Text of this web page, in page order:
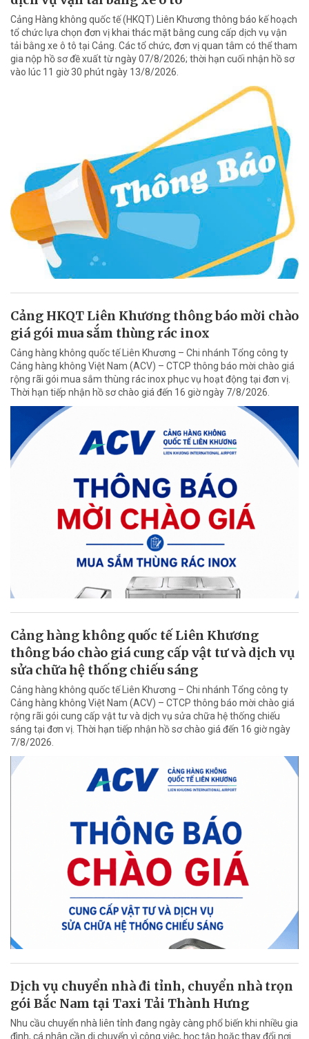
Cảng Hàng không quốc tế (HKQT) Liên Khương thông báo kế hoạch
tổ chức lựa chọn đơn vị khai thác mặt bằng cung cấp dịch vụ vận
tải bằng xe ô tô tại Cảng. Các tổ chức, đơn vị quan tâm có thể tham
gia nộp hồ sơ đề xuất từ ngày 07/8/2026; thời hạn cuối nhận hồ sơ
vào lúc 11 giờ 30 phút ngày 13/8/2026.
Cảng HKQT Liên Khương thông báo mời chào
giá gói mua sắm thùng rác inox
Cảng hàng không quốc tế Liên Khương – Chi nhánh Tổng công ty
Cảng hàng không Việt Nam (ACV) – CTCP thông báo mời chào giá
rộng rãi gói mua sắm thùng rác inox phục vụ hoạt động tại đơn vị.
Thời hạn tiếp nhận hồ sơ chào giá đến 16 giờ ngày 7/8/2026.
Cảng hàng không quốc tế Liên Khương
thông báo chào giá cung cấp vật tư và dịch vụ
sửa chữa hệ thống chiếu sáng
Cảng hàng không quốc tế Liên Khương – Chi nhánh Tổng công ty
Cảng hàng không Việt Nam (ACV) – CTCP thông báo mời chào giá
rộng rãi gói cung cấp vật tư và dịch vụ sửa chữa hệ thống chiếu
sáng tại đơn vị. Thời hạn tiếp nhận hồ sơ chào giá đến 16 giờ ngày
7/8/2026.
Dịch vụ chuyển nhà đi tỉnh, chuyển nhà trọn
gói Bắc Nam tại Taxi Tải Thành Hưng
Nhu cầu chuyển nhà liên tỉnh đang ngày càng phổ biến khi nhiều gia
đình, cá nhân cần di chuyển vì công việc, học tập hoặc thay đổi nơi